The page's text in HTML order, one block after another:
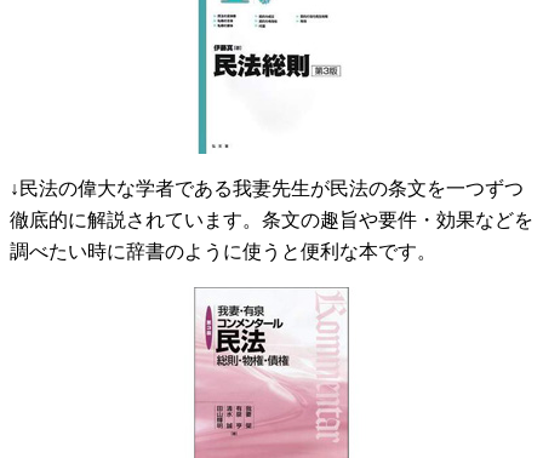
↓民法の偉大な学者である我妻先生が民法の条文を一つずつ
徹底的に解説されています。条文の趣旨や要件・効果などを
調べたい時に辞書のように使うと便利な本です。